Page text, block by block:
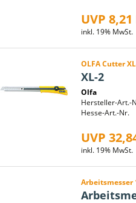
UVP 8,21
inkl. 19% MwSt.
OLFA Cutter
XL-2
Olfa
Hersteller-Art.-
Hesse-Art.-Nr.
UVP
inkl. 19% MwSt.
Arbeitsmesser